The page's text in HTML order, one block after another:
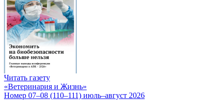
Читать газету
«Ветеринария и Жизнь»
Номер 07–08 (110–111) июль–август 2026